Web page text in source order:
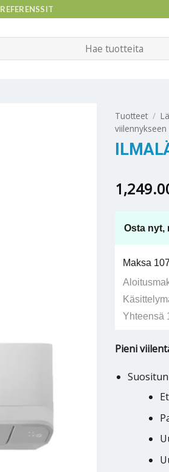
REFERENSSIT
Tuotteet /
viilennykseen
Osta nyt,
Maksa
Yhteensä
Pieni